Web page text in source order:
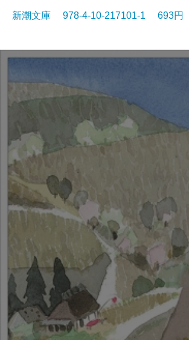
新潮文庫 978-4-10-217101-1 693円